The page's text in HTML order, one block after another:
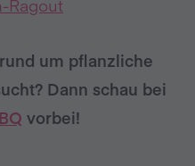
Ragout
um pflanzliche
Dann schau bei
vorbei!